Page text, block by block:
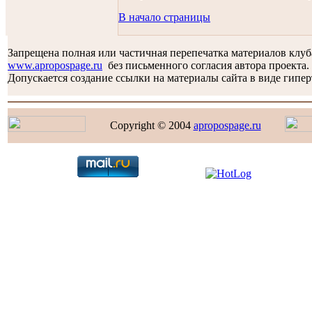
В начало страницы
Запрещена полная или частичная перепечатка материалов
www.apropospage.ru без письменного согласия автора проекта.
Допускается создание ссылки на материалы сайта в виде
Copyright © 2004 apropospage.ru